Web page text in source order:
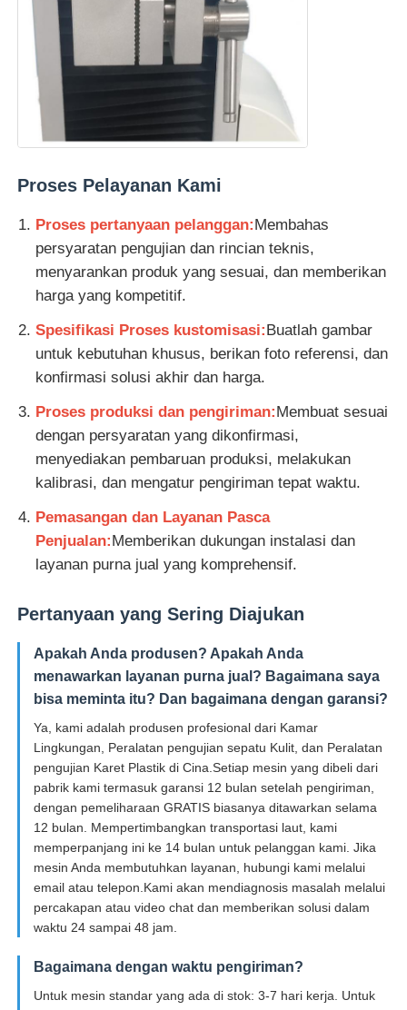
Proses Pelayanan Kami
Proses pertanyaan pelanggan: Membahas
persyaratan pengujian dan rincian teknis,
menyarankan produk yang sesuai, dan memberikan
harga yang kompetitif.
Spesifikasi Proses kustomisasi: Buatlah gambar
untuk kebutuhan khusus, berikan foto referensi, dan
konfirmasi solusi akhir dan harga.
Proses produksi dan pengiriman: Membuat sesuai
dengan persyaratan yang dikonfirmasi,
menyediakan pembaruan produksi, melakukan
kalibrasi, dan mengatur pengiriman tepat waktu.
Pemasangan dan Layanan Pasca
Penjualan: Memberikan dukungan instalasi dan
layanan purna jual yang komprehensif.
Pertanyaan yang Sering Diajukan
Apakah Anda produsen? Apakah Anda
menawarkan layanan purna jual? Bagaimana saya
bisa meminta itu? Dan bagaimana dengan garansi?
Ya, kami adalah produsen profesional dari Kamar
Lingkungan, Peralatan pengujian sepatu Kulit, dan Peralatan
pengujian Karet Plastik di Cina.Setiap mesin yang dibeli dari
pabrik kami termasuk garansi 12 bulan setelah pengiriman,
dengan pemeliharaan GRATIS biasanya ditawarkan selama
12 bulan. Mempertimbangkan transportasi laut, kami
memperpanjang ini ke 14 bulan untuk pelanggan kami. Jika
mesin Anda membutuhkan layanan, hubungi kami melalui
email atau telepon.Kami akan mendiagnosis masalah melalui
percakapan atau video chat dan memberikan solusi dalam
waktu 24 sampai 48 jam.
Bagaimana dengan waktu pengiriman?
Untuk mesin standar yang ada di stok: 3-7 hari kerja. Untuk